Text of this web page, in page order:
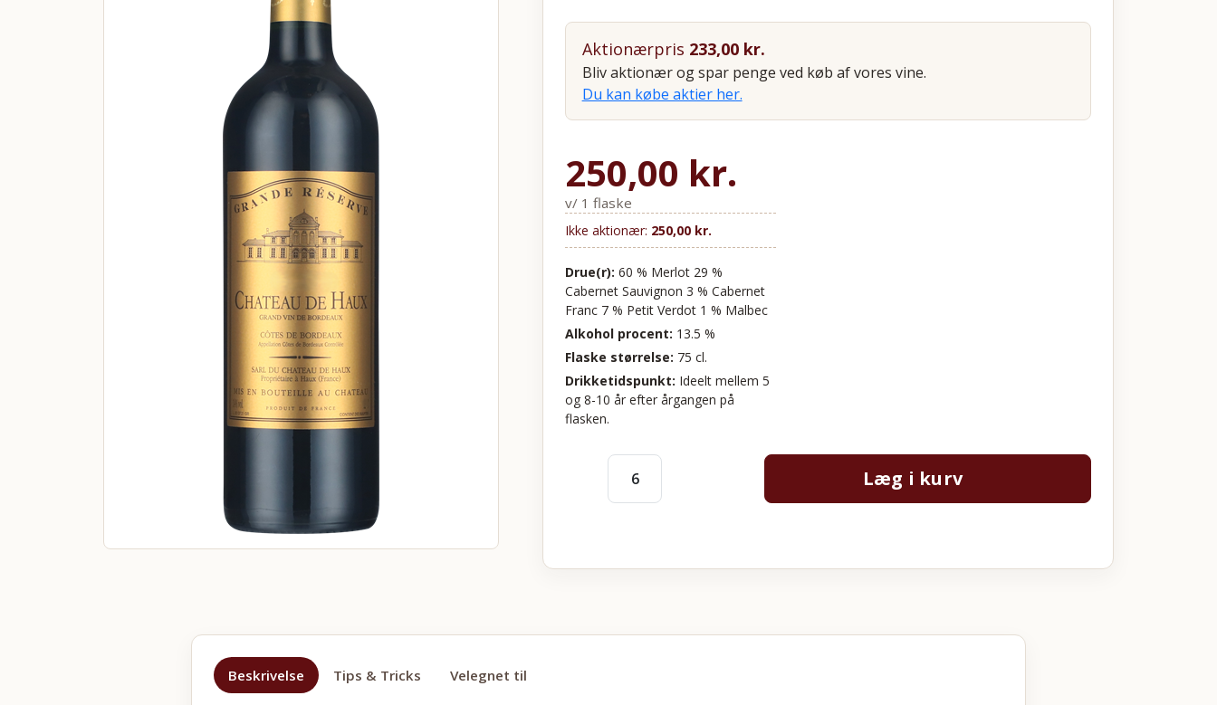
Aktionærpris 233,00kr.
Bliv aktionær og spar penge ved køb af vores vine.
Du kan købe aktier her.
250,00 kr.
v/ 1 flaske
Ikke aktionær: 250,00 kr.
Drue(r): 60 % Merlot 29 %
Cabernet Sauvignon 3 % Cabernet
Franc 7 % Petit Verdot 1 % Malbec
Alkohol procent: 13.5 %
Flaske størrelse: 75 cl.
Drikketidspunkt: Ideelt mellem 5
og 8-10 år efter årgangen på
flasken.
Læg i kurv
Beskrivelse Tips & Tricks Velegnet til